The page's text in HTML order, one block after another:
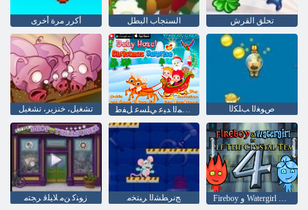
أكرر مرة أخرى السنجاب البطل تحلق القرش
تشغيل، خنزير، تشغيل ﺓﺄﺟﺎﻔﻣ ﺩﻼ ﻴﻤﻟﺍ ﺪﻴﻋ ﻲﻠﺴﻋ ﻞﻔﻃ ﺹﻮﻐﻟﺍ ﺐﻠﻜﻟﺍ
ﺯﻮﻨﻛ ﻦﻣ ﻼ ﻴﻠﻗ ﺮﺠﺘﻣ ﺞﻧﺮﻄﺸﻟﺍ ﺮﺒﺘﺨﻣ
Fireboy ﻭ Watergirl 4: Crystal Temple